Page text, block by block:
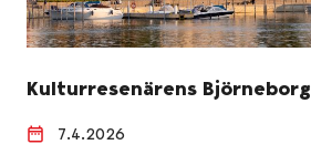
Kulturresenärens Björneborg
7.4.2026